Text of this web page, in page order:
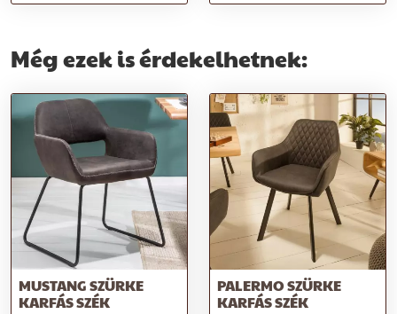
Még ezek is érdekelhetnek:
MUSTANG SZÜRKE
KARFÁS SZÉK
PALERMO SZÜRKE
KARFÁS SZÉK